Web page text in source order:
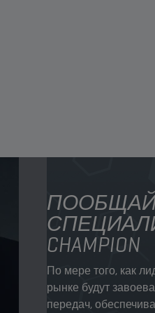
CHAMPION
По мере того, как
рынке будут
передач,